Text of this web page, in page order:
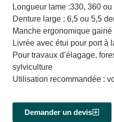
Longueur lame :330, 360 ou
Denture large : 6,5 ou 5,5
Manche ergonomique
Livrée avec étui pour port à
Pour travaux d’élagage,
sylviculture
Utilisation recommandée :
Demander un devis